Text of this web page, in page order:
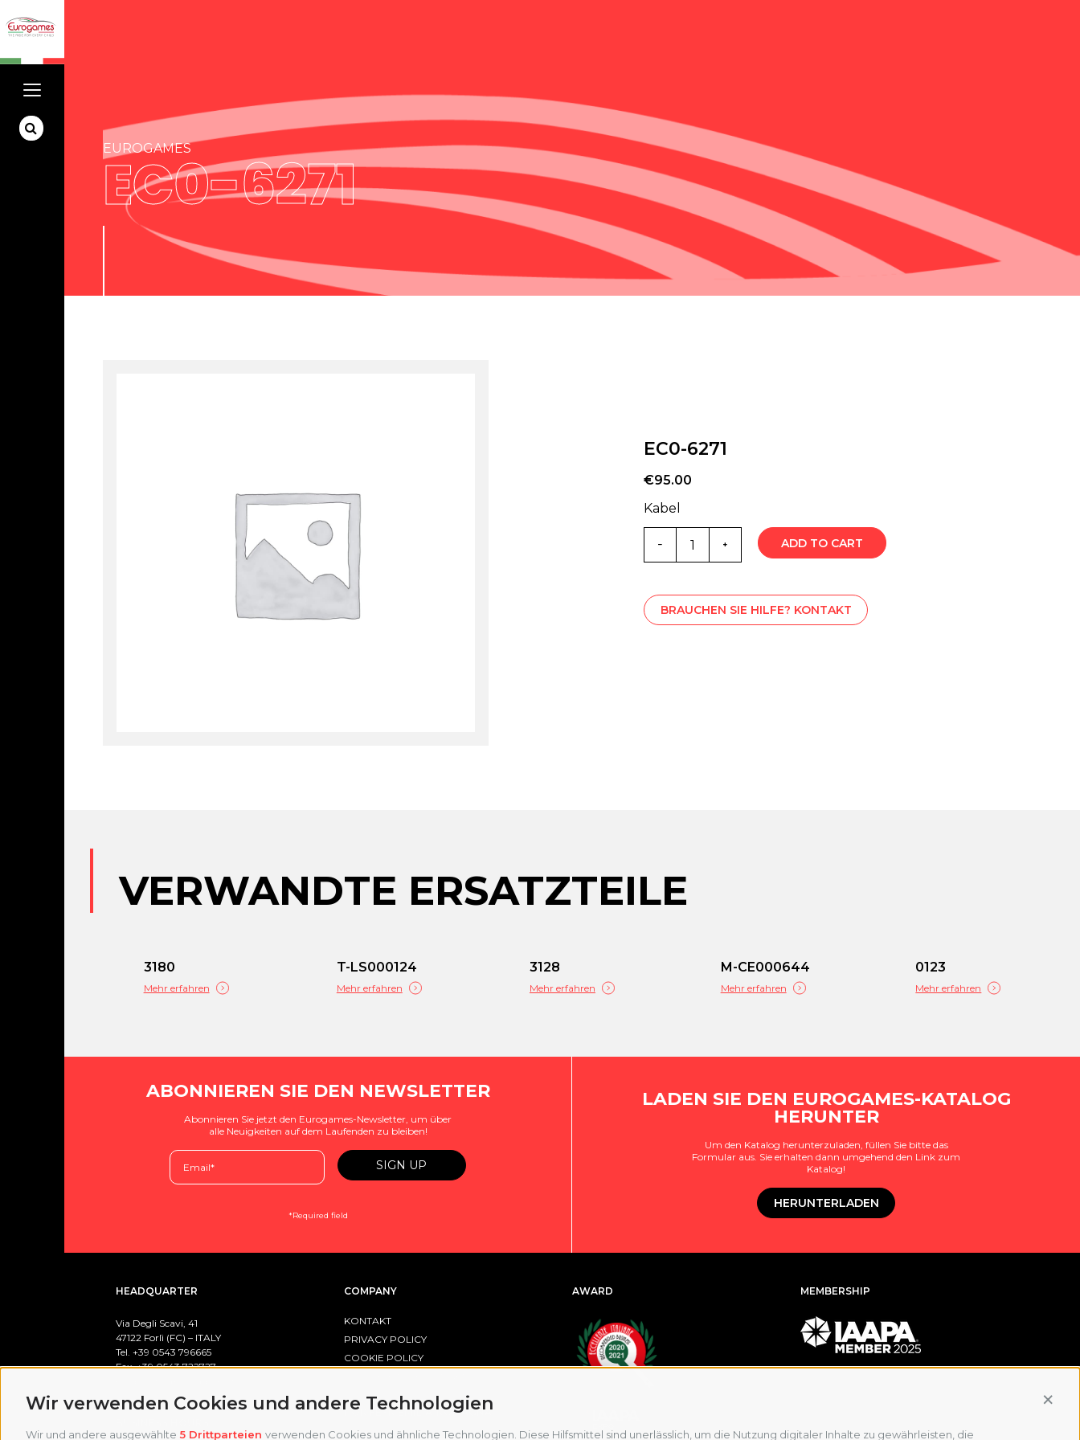
Wir verwenden Cookies und andere Technologien
Wir und andere ausgewählte 5 Drittparteien verwenden Cookies und ähnliche Technologien. Diese Hilfsmittel sind unerlässlich, um die Nutzung digitaler Inhalte zu gewährleisten, die
EUROGAMES
EC0-6271
EC0-6271
€95.00
Kabel
6271
Menge
ADD TO CART
BRAUCHEN SIE HILFE? KONTAKT
VERWANDTE ERSATZTEILE
3180
Mehr erfahren
T-LS000124
Mehr erfahren
3128
Mehr erfahren
M-CE000644
Mehr erfahren
0123
Mehr erfahren
ABONNIEREN SIE DEN NEWSLETTER
Abonnieren Sie jetzt den Eurogames-Newsletter, um über
alle Neuigkeiten auf dem Laufenden zu bleiben!
*Required field
LADEN SIE DEN EUROGAMES-KATALOG
HERUNTER
Um den Katalog herunterzuladen, füllen Sie bitte das
Formular aus. Sie erhalten dann umgehend den Link zum
Katalog!
HERUNTERLADEN
HEADQUARTER
Via Degli Scavi, 41
47122 Forlì (FC) – ITALY
Tel. +39 0543 796665
Fax. +39 0543 722727
COMPANY
KONTAKT
PRIVACY POLICY
COOKIE POLICY
POR FESR EMILIA-ROMAGNA
AWARD MEMBERSHIP